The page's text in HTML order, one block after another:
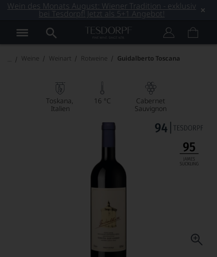
Wein des Monats August: Wiener Tradition - exklusiv
bei Tesdorpf! Jetzt als 5+1 Angebot!
Weine Weinart Rotweine Guidalberto Toscana
Toskana
Italien
16 °C
Cabernet
Sauvignon